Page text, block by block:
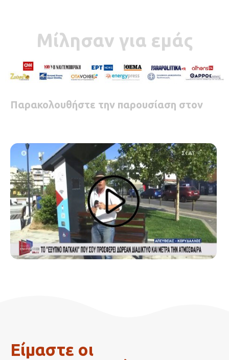
Μίλησαν για εμάς
Παρακολουθήστε την παρουσίαση στον
Είμαστε οι